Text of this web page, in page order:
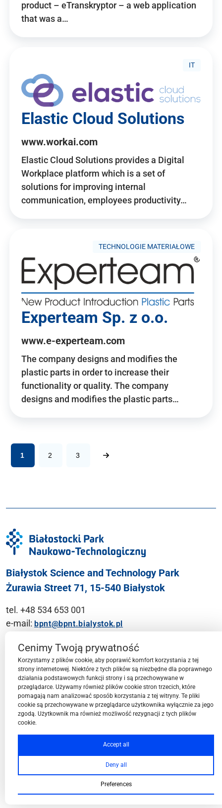
product – eTranskryptor – a web application
that was a…
IT
Elastic Cloud Solutions
www.workai.com
Elastic Cloud Solutions provides a Digital
Workplace platform which is a set of
solutions for improving internal
communication, employees productivity…
TECHNOLOGIE MATERIAŁOWE
Experteam Sp. z o.o.
www.e-experteam.com
The company designs and modifies the
plastic parts in order to increase their
functionality or quality. The company
designs and modifies the plastic parts…
1 2 3
Białystok Science and Technology Park
Żurawia Street 71, 15-540 Białystok
tel. +48 534 653 001
e-mail: bpnt@bpnt.bialystok.pl
Contact
BPN-T Area
BPN-T Offer
Cenimy Twoją prywatność
Korzystamy z plików cookie, aby poprawić komfort korzystania z tej
strony internetowej. Niektóre z tych plików są niezbędne dla poprawnego
działania podstawowych funkcji strony i są przechowywane w
przeglądarce. Używamy również plików cookie stron trzecich, które
pomagają nam analizować sposób korzystania z tej witryny. Te pliki
cookie są przechowywane w przeglądarce użytkownika wyłącznie za jego
zgodą. Użytkownik ma również możliwość rezygnacji z tych plików
cookie.
Accept all
Deny all
Preferences